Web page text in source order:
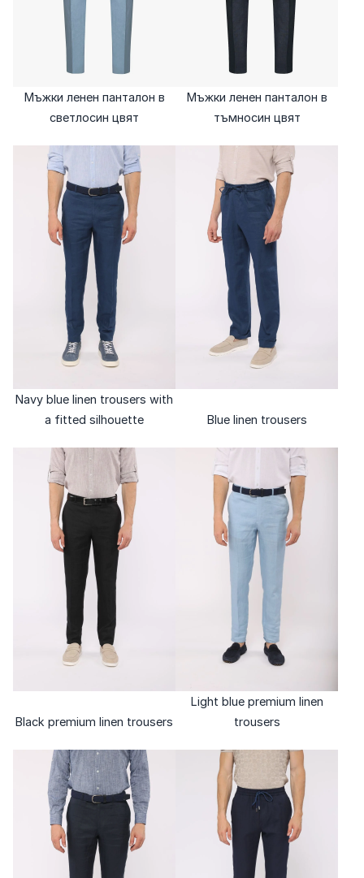
Мъжки ленен панталон в
светлосин цвят
Мъжки ленен панталон в
тъмносин цвят
Navy blue linen trousers with
a fitted silhouette
Blue linen trousers
Black premium linen trousers
Light blue premium linen
trousers